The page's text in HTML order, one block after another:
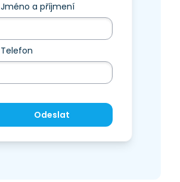
Jméno a příjmení
Telefon
Odeslat